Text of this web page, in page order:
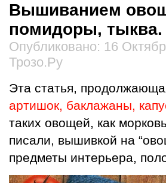
Вышиванием
помидоры, тыква.
Опубликовано: 16
Трозо.Ру
Эта статья,
артишок, баклажаны,
таких овощей, как
писали, вышивкой на
предметы интерьера,